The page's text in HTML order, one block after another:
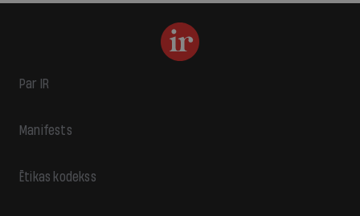
Par IR
Manifests
Ētikas kodekss